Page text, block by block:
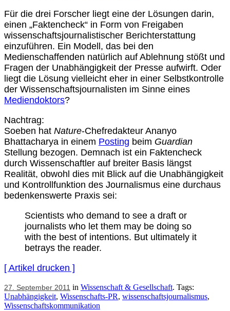
Für die drei Forscher liegt eine der Lösungen darin,
einen „Faktencheck“ in Form von Freigaben
wissenschaftsjournalistischer Berichterstattung
einzuführen. Ein Modell, das bei den
Medienschaffenden natürlich auf Ablehnung stößt und
Fragen der Unabhängigkeit der Presse aufwirft. Oder
liegt die Lösung vielleicht eher in einer Selbstkontrolle
der Wissenschaftsjournalisten im Sinne eines
Mediendoktors?
Nachtrag:
Soeben hat Nature-Chefredakteur Ananyo
Bhattacharya in einem Posting beim Guardian
Stellung bezogen. Demnach ist ein Faktencheck
durch Wissenschaftler auf breiter Basis längst
Realität, obwohl dies mit Blick auf die Unabhängigkeit
und Kontrollfunktion des Journalismus eine durchaus
bedenkenswerte Praxis sei:
Scientists who demand to see a draft or
journalists who let them may be doing so
with the best of intentions. But ultimately it
betrays the reader.
[ Artikel drucken ]
27. September 2011 in Wissenschaft & Gesellschaft. Tags:
Unabhängigkeit, Wissenschafts-PR, wissenschaftsjournalismus,
Wissenschaftskommunikation